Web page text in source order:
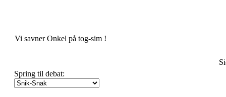
Vi savner Onkel på tog-sim !
Spring til debat: